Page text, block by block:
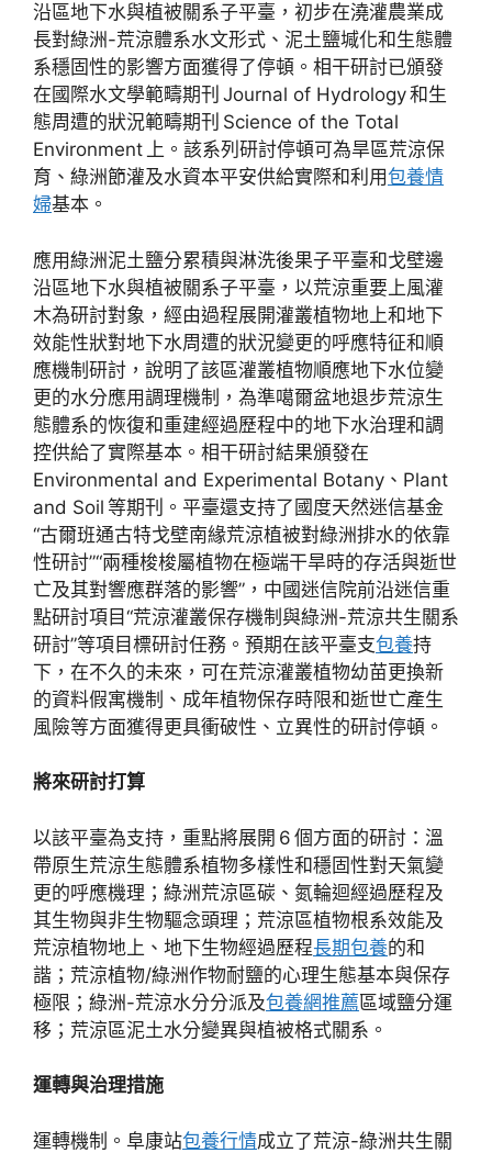
沿區地下水與植被關系子平臺，初步在澆灌農業成
長對綠洲-荒涼體系水文形式、泥土鹽堿化和生態體
系穩固性的影響方面獲得了停頓。相干研討已頒發
在國際水文學範疇期刊 Journal of Hydrology 和生
態周遭的狀況範疇期刊 Science of the Total
Environment 上。該系列研討停頓可為旱區荒涼保
育、綠洲節灌及水資本平安供給實際和利用包養情
婦基本。
應用綠洲泥土鹽分累積與淋洗後果子平臺和戈壁邊
沿區地下水與植被關系子平臺，以荒涼重要上風灌
木為研討對象，經由過程展開灌叢植物地上和地下
效能性狀對地下水周遭的狀況變更的呼應特征和順
應機制研討，說明了該區灌叢植物順應地下水位變
更的水分應用調理機制，為準噶爾盆地退步荒涼生
態體系的恢復和重建經過歷程中的地下水治理和調
控供給了實際基本。相干研討結果頒發在
Environmental and Experimental Botany、Plant
and Soil 等期刊。平臺還支持了國度天然迷信基金
“古爾班通古特戈壁南緣荒涼植被對綠洲排水的依靠
性研討”“兩種梭梭屬植物在極端干旱時的存活與逝世
亡及其對響應群落的影響”，中國迷信院前沿迷信重
點研討項目“荒涼灌叢保存機制與綠洲-荒涼共生關系
研討”等項目標研討任務。預期在該平臺支包養持
下，在不久的未來，可在荒涼灌叢植物幼苗更換新
的資料假寓機制、成年植物保存時限和逝世亡產生
風險等方面獲得更具衝破性、立異性的研討停頓。
將來研討打算
以該平臺為支持，重點將展開 6 個方面的研討：溫
帶原生荒涼生態體系植物多樣性和穩固性對天氣變
更的呼應機理；綠洲荒涼區碳、氮輪迴經過歷程及
其生物與非生物驅念頭理；荒涼區植物根系效能及
荒涼植物地上、地下生物經過歷程長期包養的和
諧；荒涼植物/綠洲作物耐鹽的心理生態基本與保存
極限；綠洲-荒涼水分分派及包養網推薦區域鹽分運
移；荒涼區泥土水分變異與植被格式關系。
運轉與治理措施
運轉機制。阜康站包養行情成立了荒涼-綠洲共生關